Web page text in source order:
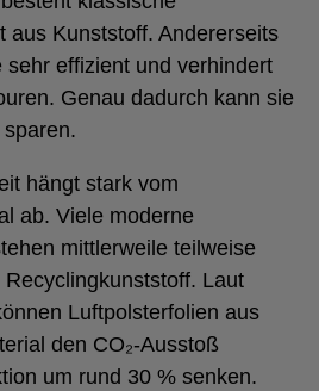
aus Kunststoff. Andererseits
sehr effizient und verhindert
Genau dadurch kann sie
hängt stark vom
ab. Viele moderne
mittlerweile teilweise
Laut
Luftpolsterfolien aus
den CO₂-Ausstoß
um rund 30 % senken.